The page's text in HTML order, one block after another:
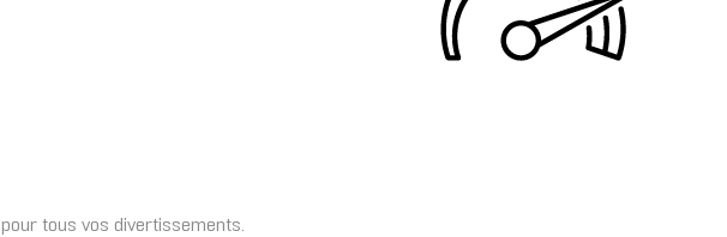
tous vos divertissements.